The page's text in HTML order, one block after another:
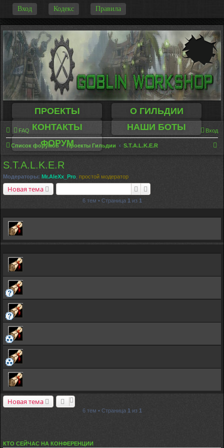
Вход Кодекс Правила
ПРОЕКТЫ
О ГИЛЬДИИ
КОНТАКТЫ
НАШИ БОТЫ
ФОРУМ
FAQ Вход
Список форумов Проекты Гильдии S.T.A.L.K.E.R
S.T.A.L.K.E.R
Модераторы: Mr.AleXx_Pro простой модератор
Новая тема Поиск
6 тем • Страница 1 из 1
Новая тема
6 тем • Страница 1 из 1
КТО СЕЙЧАС НА КОНФЕРЕНЦИИ